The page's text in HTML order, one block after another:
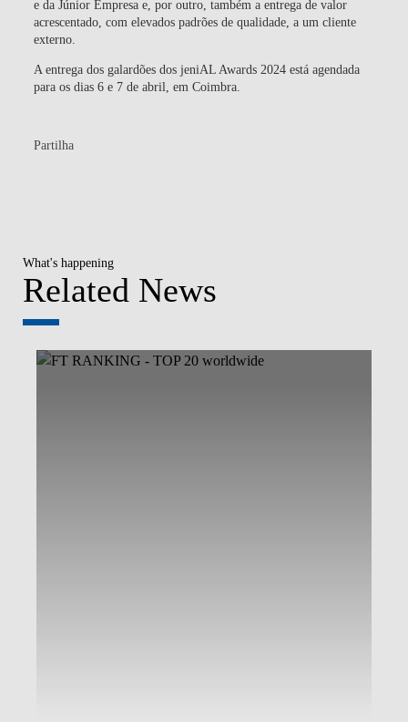
e da Júnior Empresa e, por outro, também a entrega de valor
acrescentado, com elevados padrões de qualidade, a um cliente
externo.
A entrega dos galardões dosjeniAL Awards 2024está agendada
para os dias 6 e 7 de abril, em Coimbra.
Partilha
What's happening
Related News